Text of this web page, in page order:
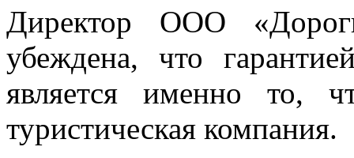
Директор ООО
убеждена, что
является именно то,
туристическая компания.